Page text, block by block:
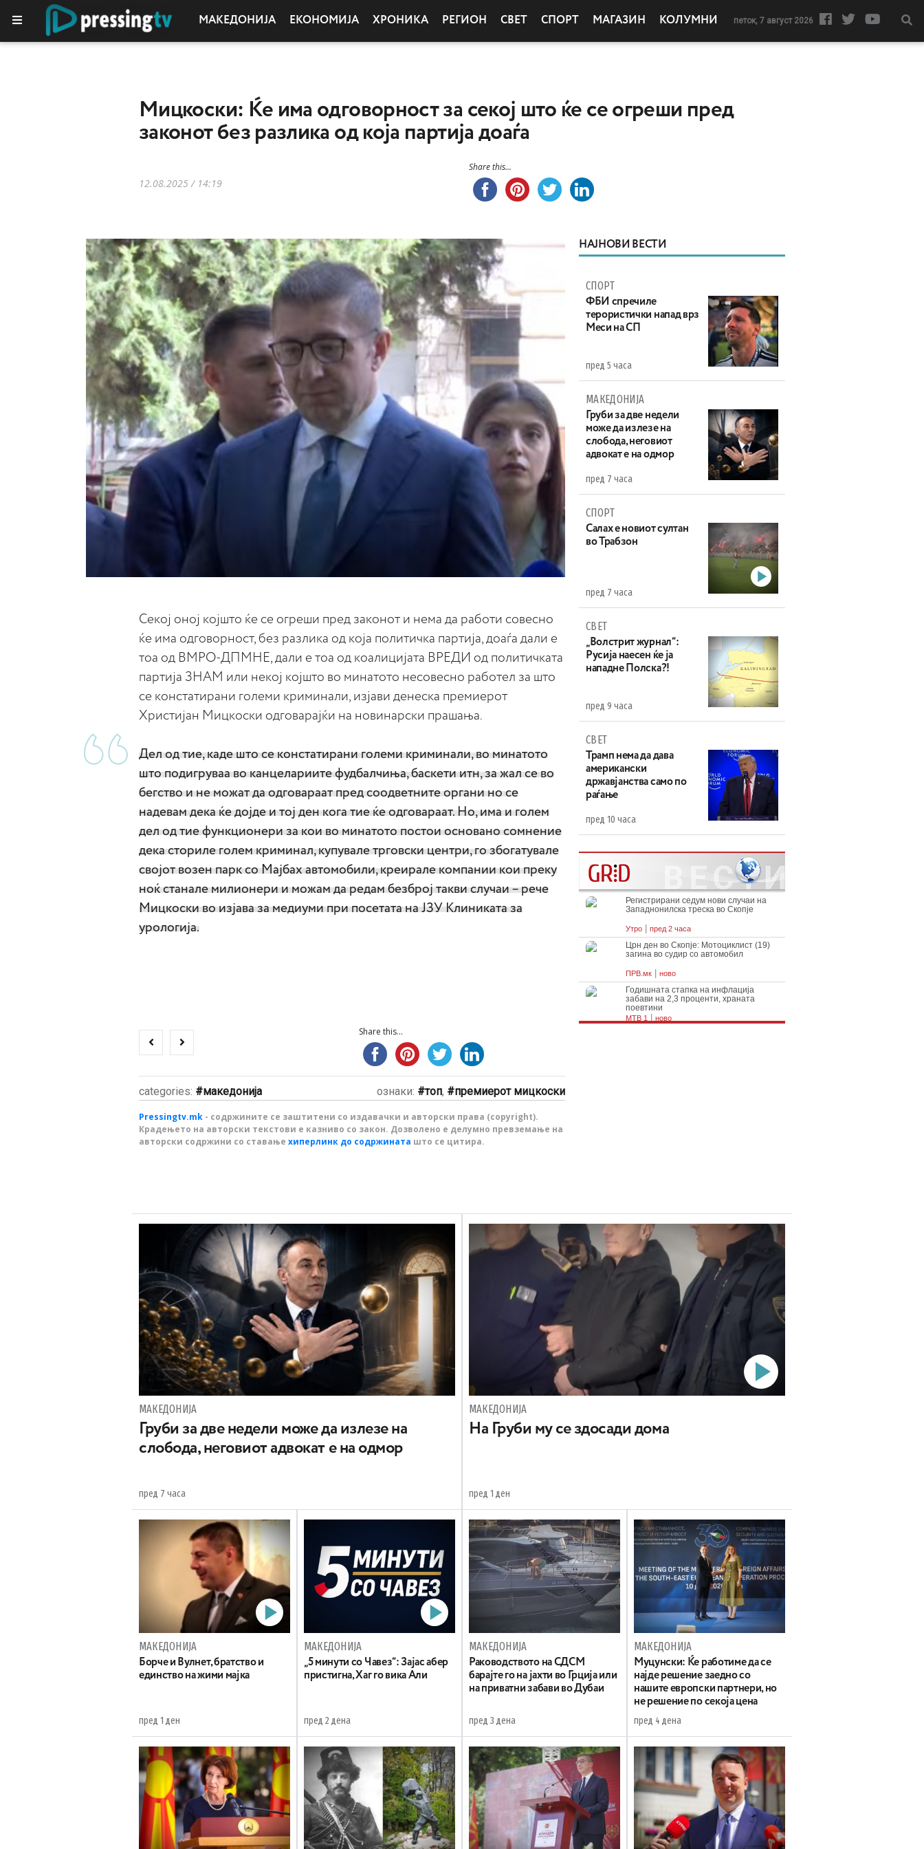
МАКЕДОНИЈА ЕКОНОМИЈА ХРОНИКА РЕГИОН СВЕТ СПОРТ МАГАЗИН КОЛУМНИ петок, 7 август 2026
Мицкоски: Ќе има одговорност за секој што ќе се огреши пред
законот без разлика од која партија доаѓа
12.08.2025 / 14:19
Share this...
Секој оној којшто ќе се огреши пред законот и нема да работи совесно
ќе има одговорност, без разлика од која политичка партија, доаѓа дали е
тоа од ВМРО-ДПМНЕ, дали е тоа од коалицијата ВРЕДИ од политичката
партија ЗНАМ или некој којшто во минатото несовесно работел за што
се констатирани големи криминали, изјави денеска премиерот
Христијан Мицкоски одговарајќи на новинарски прашања.
Дел од тие, каде што се констатирани големи криминали, во минатото
што подигруваа во канцелариите фудбалчиња, баскети итн, за жал се во
бегство и не можат да одговараат пред соодветните органи но се
надевам дека ќе дојде и тој ден кога тие ќе одговараат. Но, има и голем
дел од тие функционери за кои во минатото постои основано сомнение
дека сториле голем криминал, купувале трговски центри, го збогатувале
својот возен парк со Мајбах автомобили, креирале компании кои преку
ноќ станале милионери и можам да редам безброј такви случаи – рече
Мицкоски во изјава за медиуми при посетата на ЈЗУ Клиниката за
урологија.
Share this...
categories: македонија ознаки: топ, премиерот мицкоски
Pressingtv.mk - содржините се заштитени со издавачки и авторски права (copyright).
Крадењето на авторски текстови е казниво со закон. Дозволено е делумно превземање на
авторски содржини со ставање хиперлинк до содржината што се цитира.
НАЈНОВИ ВЕСТИ
СПОРТ
ФБИ спречиле
терористички напад врз
Меси на СП
пред 5 часа
МАКЕДОНИЈА
Груби за две недели
може да излезе на
слобода, неговиот
адвокат е на одмор
пред 7 часа
СПОРТ
Салах е новиот султан
во Трабзон
пред 7 часа
СВЕТ
„Волстрит журнал“:
Русија наесен ќе ја
нападне Полска?!
пред 9 часа
СВЕТ
Трамп нема да дава
американски
државјанства само по
раѓање
пред 10 часа
МАКЕДОНИЈА
Груби за две недели може да излезе на
слобода, неговиот адвокат е на одмор
пред 7 часа
МАКЕДОНИЈА
На Груби му се здосади дома
пред 1 ден
МАКЕДОНИЈА
Борче и Вулнет, братство и
единство на жими мајка
пред 1 ден
МАКЕДОНИЈА
„5 минути со Чавез“: Зајас абер
пристигна, Хаг го вика Али
пред 2 дена
МАКЕДОНИЈА
Раководството на СДСМ
барајте го на јахти во Грција или
на приватни забави во Дубаи
пред 3 дена
МАКЕДОНИЈА
Муцунски: Ќе работиме да се
најде решение заедно со
нашите европски партнери, но
не решение по секоја цена
пред 4 дена